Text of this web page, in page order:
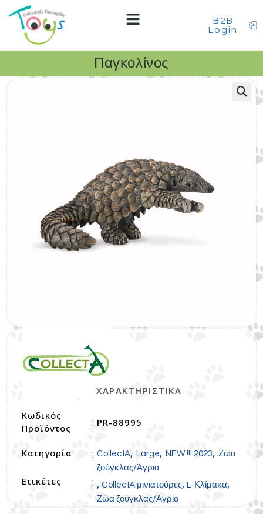
B2B
Login
Παγκολίνος
ΧΑΡΑΚΤΗΡΙΣΤΙΚΑ
Κωδικός
Προϊόντος
: PR-88995
Κατηγορία : CollectA, Large, NEW !!! 2023, Ζώα
ζούγκλας/Άγρια
Ετικέτες : , CollectA μινιατούρες, L-Κλίμακα,
Ζώα ζούγκλας/Άγρια